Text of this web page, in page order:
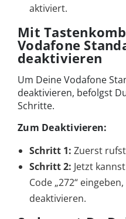
aktiviert.
Mit
Vodafone
deaktivieren
Um Deine Vodafone
deaktivieren, befolgst
Schritte.
Zum Deaktivieren:
Schritt 1: Zuerst
Schritt 2: Jetzt
Code „272“
deaktivieren.